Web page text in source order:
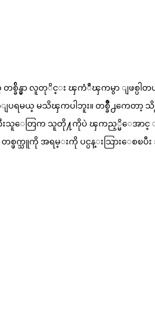
တ္ တစ္ခ်ိန္မွာ လူတုိင္း ၾကံဳၾကမွာ ျဖစ္
မသိၾကပါဘူး။ တစ္ခ်ိဳ႕ကေတာ့ သိပ္ကို
ကီးသူေတြက သူတို႔ကိုပဲ ၾကည့္မိေအာင္ ျ
တစ္ဖက္သူကို အရမ္းကို ပင္ပန္းသြားေ